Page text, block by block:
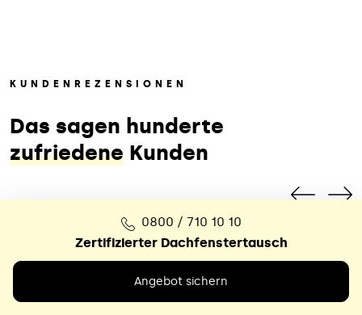
KUNDENREZENSIONEN
Das sagen hunderte
zufriedene Kunden
0800 / 710 10 10
Zertifizierter Dachfenstertausch
Angebot sichern